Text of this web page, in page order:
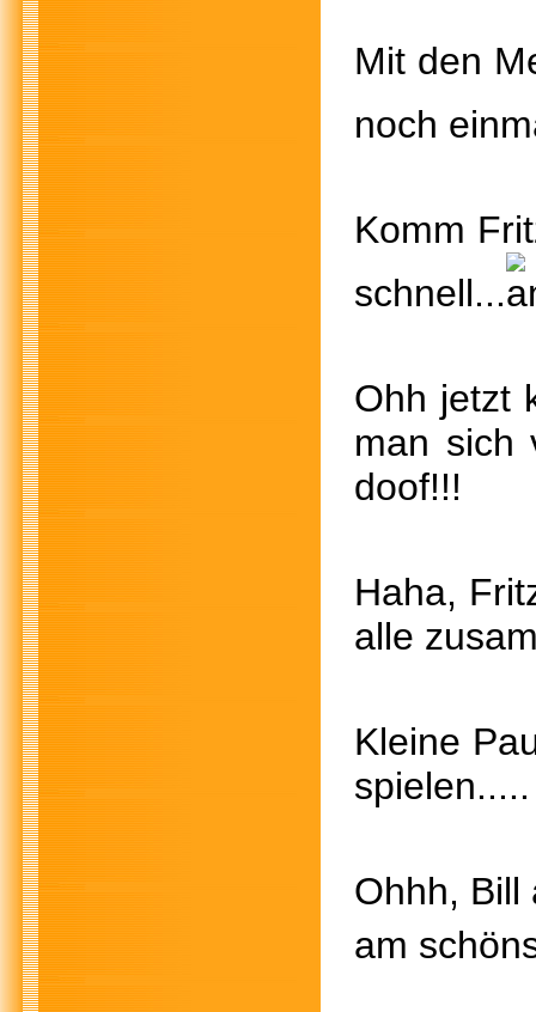
Mit den
noch
Komm
schnell...
Ohh
man
doof!!!
Haha,
alle
Ohhh,
am